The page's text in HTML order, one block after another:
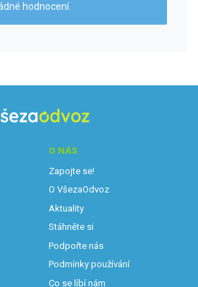
hodnocení.
O NÁS
Zapojte se!
O VšezaOdvoz
Aktuality
Stáhněte si
Podpořte nás
Podmínky používání
Co se líbí nám